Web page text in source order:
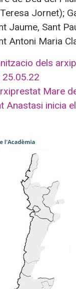
Jornet);
Jaume, Sant
Antoni Maria
dels
25.05.22
Mare
Anastasi inicia